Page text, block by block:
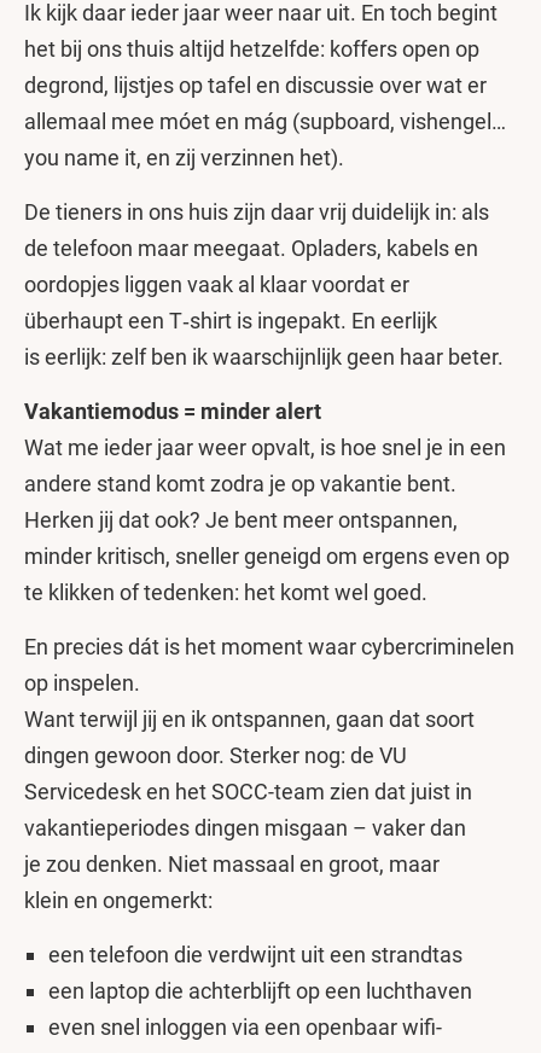
Ik kijk daar ieder jaar weer naar uit. En toch begint
het bij ons thuis altijd hetzelfde: koffers open op
degrond, lijstjes op tafel en discussie over wat er
allemaal mee móet en mág (supboard, vishengel…
you name it, en zij verzinnen het).
De tieners in ons huis zijn daar vrij duidelijk in: als
de telefoon maar meegaat. Opladers, kabels en
oordopjes liggen vaak al klaar voordat er
überhaupt een T‑shirt is ingepakt. En eerlijk
is eerlijk: zelf ben ik waarschijnlijk geen haar beter.
Vakantiemodus = minder alert
Wat me ieder jaar weer opvalt, is hoe snel je in een
andere stand komt zodra je op vakantie bent.
Herken jij dat ook? Je bent meer ontspannen,
minder kritisch, sneller geneigd om ergens even op
te klikken of tedenken: het komt wel goed.
En precies dát is het moment waar cybercriminelen
op inspelen.
Want terwijl jij en ik ontspannen, gaan dat soort
dingen gewoon door. Sterker nog: de VU
Servicedesk en het SOCC-team zien dat juist in
vakantieperiodes dingen misgaan – vaker dan
je zou denken. Niet massaal en groot, maar
klein en ongemerkt:
een telefoon die verdwijnt uit een strandtas
een laptop die achterblijft op een luchthaven
even snel inloggen via een openbaar wifi-